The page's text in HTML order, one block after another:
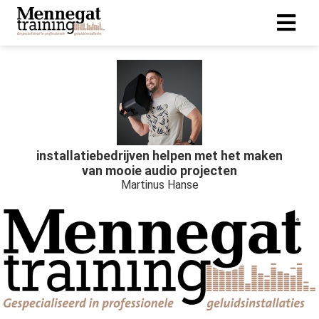
installatiebedrijven helpen met het maken
van mooie audio projecten
Martinus Hanse
zijn
om
te
Ze
gebruikt
en